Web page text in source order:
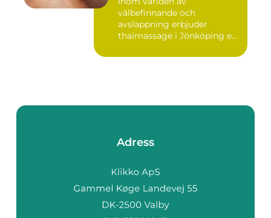
välbefinnande och
avslappning erbjuder
thaimassage i Jönköping e...
Adress